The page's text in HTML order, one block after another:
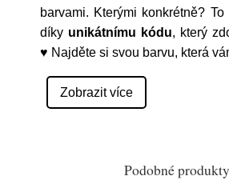
barvami. Kterými konkrétně?
díky unikátnímu kódu, který
♥ Najděte si svou barvu, která
Zobrazit více
Podobné produkty